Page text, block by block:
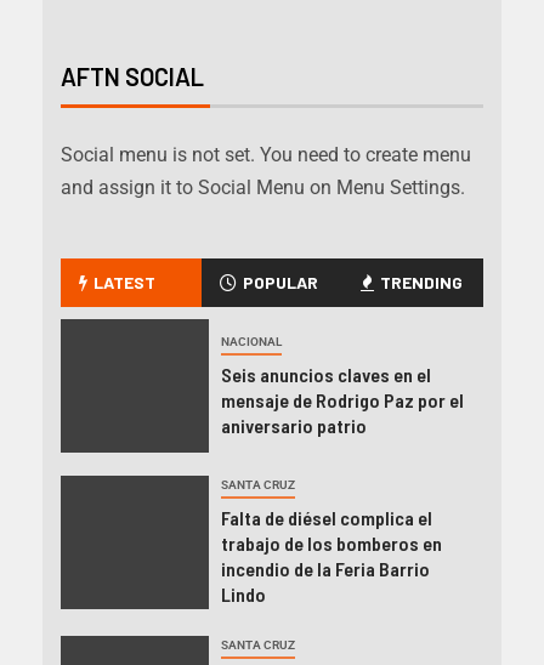
AFTN SOCIAL
Social menu is not set. You need to create menu
and assign it to Social Menu on Menu Settings.
LATEST POPULAR TRENDING
NACIONAL
Seis anuncios claves en el
mensaje de Rodrigo Paz por el
aniversario patrio
SANTA CRUZ
Falta de diésel complica el
trabajo de los bomberos en
incendio de la Feria Barrio
Lindo
SANTA CRUZ